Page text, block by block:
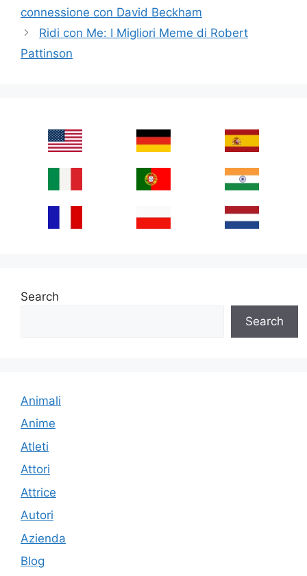
connessione con David Beckham
Ridi con Me: I Migliori Meme di Robert
Pattinson
Search
Search
Animali
Anime
Atleti
Attori
Attrice
Autori
Azienda
Blog